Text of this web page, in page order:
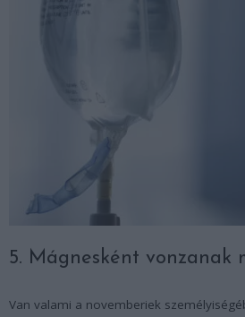
5. Mágnesként vonzanak
Van valami a novemberiek